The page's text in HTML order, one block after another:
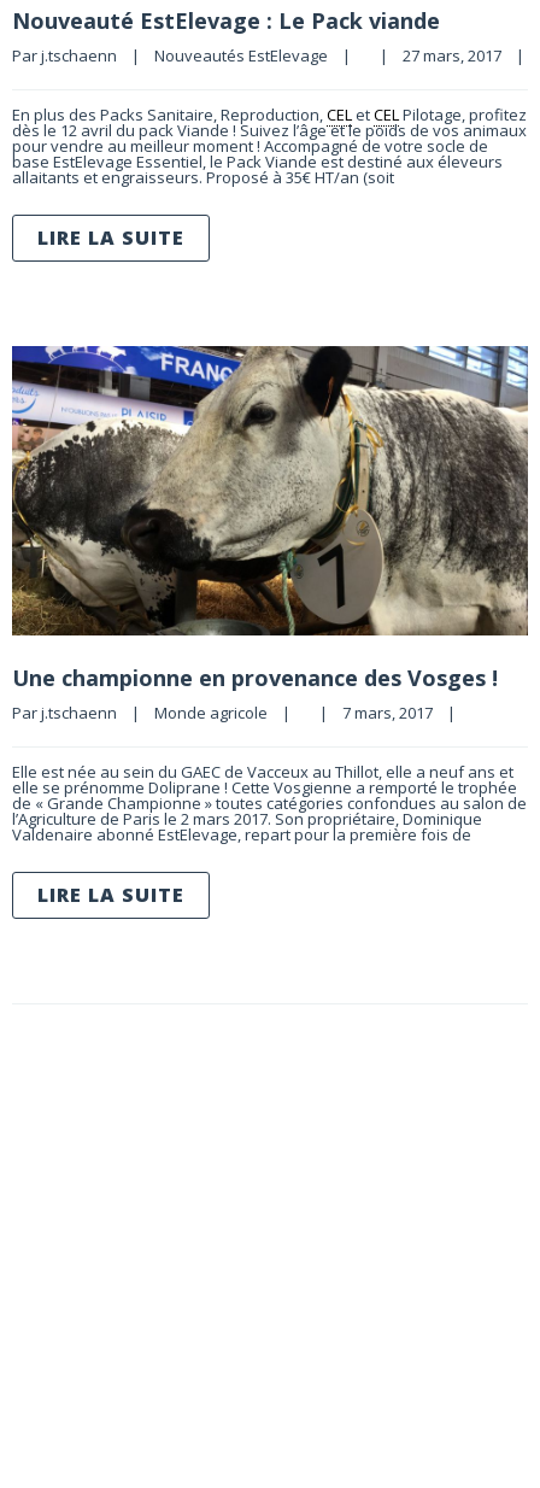
Nouveauté EstElevage : Le Pack viande
Par j.tschaenn | Nouveautés EstElevage | | 27 mars, 2017 |
En plus des Packs Sanitaire, Reproduction, CEL etCEL Pilotage, profitez
dès le 12 avril du pack Viande ! Suivez l’âge et le poids de vos animaux
pour vendre au meilleur moment ! Accompagné de votre socle de
base EstElevage Essentiel, le Pack Viande est destiné aux éleveurs
allaitants et engraisseurs. Proposé à 35€ HT/an (soit
LIRE LA SUITE
Une championne en provenance des Vosges !
Par j.tschaenn | Monde agricole | | 7 mars, 2017 |
Elle est née au sein du GAEC de Vacceux au Thillot, elle a neuf ans et
elle se prénomme Doliprane ! Cette Vosgienne a remporté le trophée
de « Grande Championne » toutes catégories confondues au salon de
l’Agriculture de Paris le 2 mars 2017. Son propriétaire, Dominique
Valdenaire abonné EstElevage, repart pour la première fois de
LIRE LA SUITE